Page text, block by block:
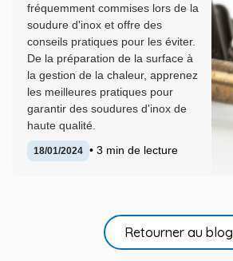
fréquemment commises lors de la
soudure d'inox et offre des
conseils pratiques pour les éviter.
De la préparation de la surface à
la gestion de la chaleur, apprenez
les meilleures pratiques pour
garantir des soudures d'inox de
haute qualité.
18/01/2024 • 3 min de lecture
Retourner au blog